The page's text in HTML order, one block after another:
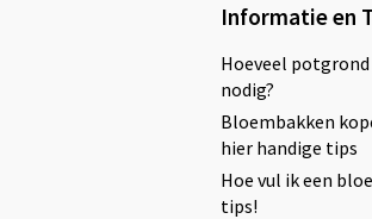
Informatie en
Hoeveel
nodig?
Bloembakken
hier handige tips
Hoe vul ik een
tips!